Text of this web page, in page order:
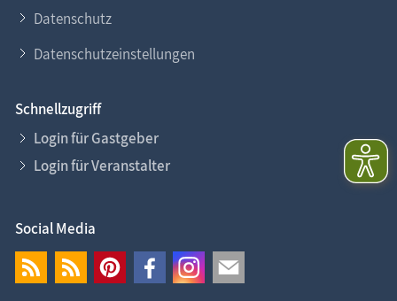
Datenschutz
Datenschutzeinstellungen
Schnellzugriff
Login für Gastgeber
Login für Veranstalter
Social Media